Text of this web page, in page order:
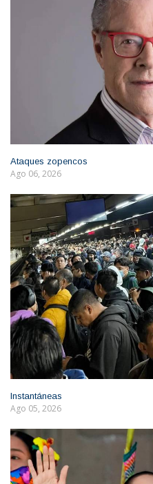
Ataques zopencos
Ago 06, 2026
Instantáneas
Ago 05, 2026